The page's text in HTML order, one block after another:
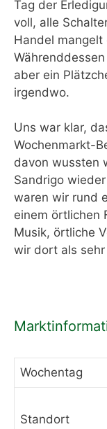
Tag der
voll, alle
Handel mangelt
aber ein
irgendwo.
Uns war klar,
Wochenmarkt-
davon wussten
Sandrigo
waren wir rund
einem örtlichen
Musik, örtliche
wir dort als
Wochentag
Standort